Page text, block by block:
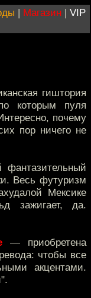
| Магазин | VIP
гиштория
которым пуля
почему
пор ничего не
Весь футуризм
Мексике
зажигает, да.
— приобретена
чтобы все
акцентами.